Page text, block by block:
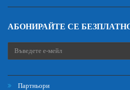
АБОНИРАЙТЕ СЕ
Партньори